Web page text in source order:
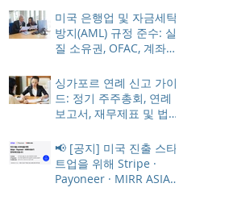
미국 은행업 및 자금세탁
방지(AML) 규정 준수: 실
질 소유권, OFAC, 계좌
싱가포르 연례 신고 가이
드: 정기 주주총회, 연례
보고서, 재무제표 및 법
📢 [공지] 미국 진출 스타
트업을 위해 Stripe ·
Payoneer · MIRR ASIA